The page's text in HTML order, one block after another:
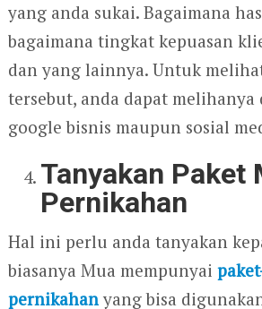
yang anda sukai. Bagaimana
bagaimana tingkat kepuasan
dan yang lainnya. Untuk
tersebut, anda dapat melihanya
google bisnis maupun sosial
Tanyakan Paket
Pernikahan
Hal ini perlu anda tanyakan
biasanya Mua mempunyai
pernikahanyang bisa